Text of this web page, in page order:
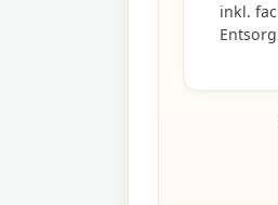
inkl.